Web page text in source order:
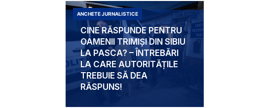
CINE RĂSPUNDE PENTRU
OAMENII TRIMIȘI DIN SIBIU
LA PASCA? – ÎNTREBĂRI
LA CARE AUTORITĂȚILE
TREBUIE SĂ DEA
RĂSPUNS!
ANCHETE JURNALISTICE